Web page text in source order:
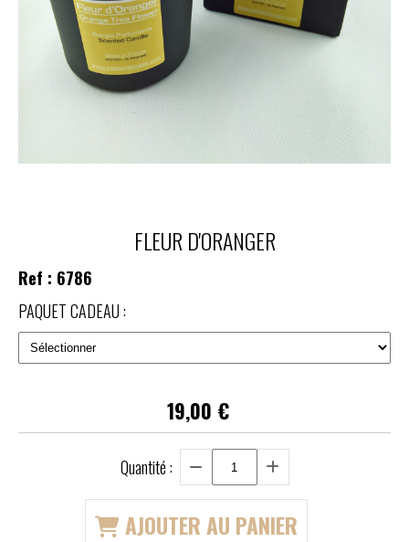
FLEUR D'ORANGER
Ref : 6786
PAQUET CADEAU :
19,00 €
Quantité :
AJOUTER AU PANIER